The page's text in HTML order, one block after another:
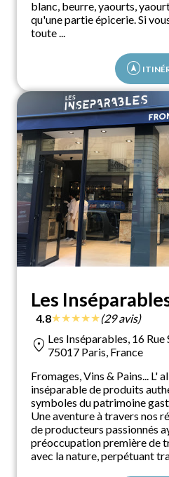
blanc, beurre, yaourts,
qu'une partie épicerie. Si
toute ...
assistant_navigation
Les
4.8★★★★★(29 avis)
location_on Les Inséparables, 16
75017 Paris, France
Fromages, Vins & Pains... L'
inséparable de produits
symboles du patrimoine
Une aventure à travers nos
de producteurs passionnés
préoccupation première de
avec la nature, perpétuant